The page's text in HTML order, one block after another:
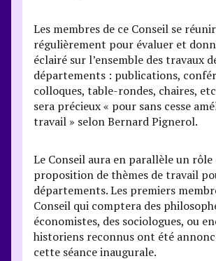
Les membres de ce Conseil se
régulièrement pour évaluer et
éclairé sur l’ensemble des travaux
départements : publications,
colloques, table-rondes, chaires,
sera précieux « pour sans cesse
travail » selon Bernard Pignerol.
Le Conseil aura en parallèle un rôle
proposition de thèmes de travail
départements. Les premiers
Conseil qui comptera des
économistes, des sociologues, ou
historiens reconnus ont été
cette séance inaugurale.